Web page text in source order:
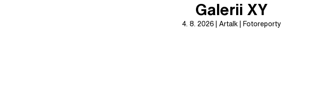
Galerii XY
4. 8. 2026 Artalk Fotoreporty